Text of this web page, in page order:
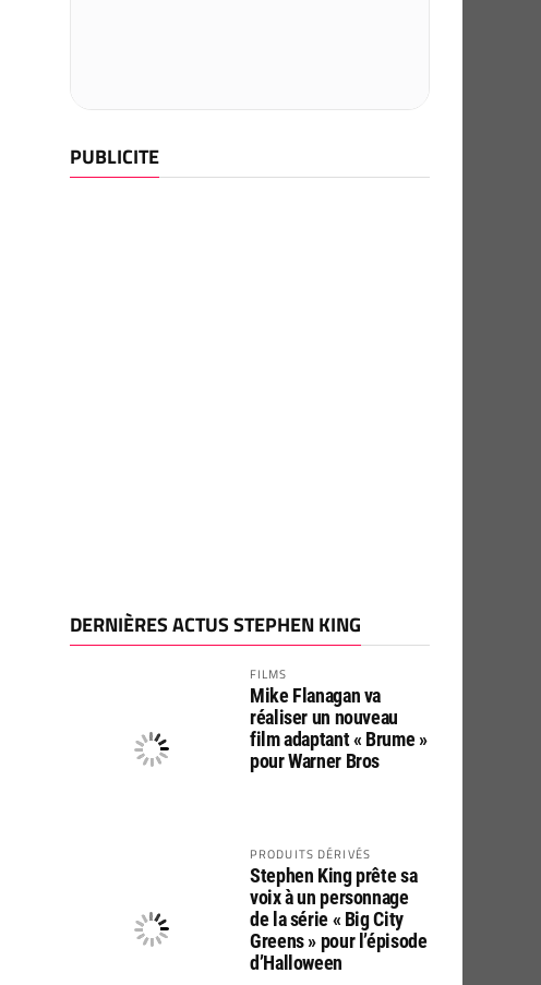
PUBLICITE
DERNIÈRES ACTUS STEPHEN KING
FILMS
Mike Flanagan va
réaliser un nouveau
film adaptant « Brume »
pour Warner Bros
PRODUITS DÉRIVÉS
Stephen King prête sa
voix à un personnage
de la série « Big City
Greens » pour l’épisode
d’Halloween